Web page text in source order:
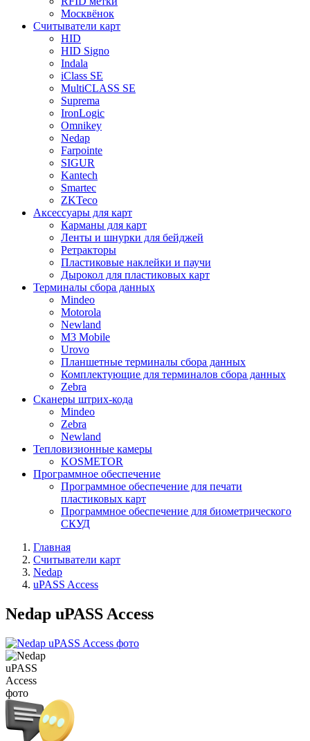
Москвёнок
Считыватели карт
HID
HID Signo
Indala
iClass SE
MultiCLASS SE
Suprema
IronLogic
Omnikey
Nedap
Farpointe
SIGUR
Kantech
Smartec
ZKTeco
Аксессуары для карт
Карманы для карт
Ленты и шнурки для бейджей
Ретракторы
Пластиковые наклейки и паучи
Дырокол для пластиковых карт
Терминалы сбора данных
Mindeo
Motorola
Newland
M3 Mobile
Urovo
Планшетные терминалы сбора данных
Комплектующие для терминалов сбора данных
Zebra
Сканеры штрих-кода
Mindeo
Zebra
Newland
Тепловизионные камеры
KOSMETOR
Программное обеспечение
Программное обеспечение для печати
пластиковых карт
Программное обеспечение для биометрического
СКУД
Главная
Считыватели карт
Nedap
uPASS Access
Nedap uPASS Access